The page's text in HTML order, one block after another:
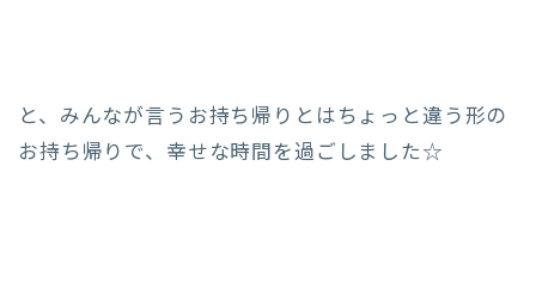
と、みんなが言うお持ち帰りとはちょっと違う形の
お持ち帰りで、幸せな時間を過ごしました☆